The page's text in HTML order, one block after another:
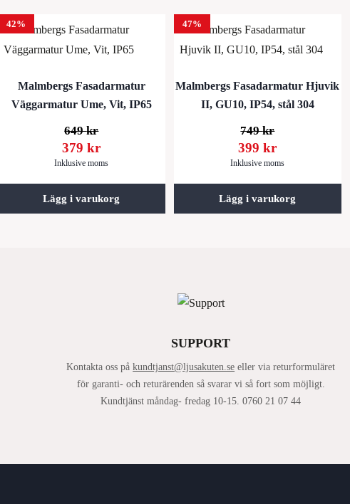
42%
Malmbergs Fasadarmatur
Väggarmatur Ume, Vit, IP65
649kr
379kr
Inklusive moms
Lägg i varukorg
47%
Malmbergs Fasadarmatur Hjuvik
II, GU10, IP54, stål 304
749kr
399kr
Inklusive moms
Lägg i varukorg
SUPPORT
Kontakta oss påkundtjanst@ljusakuten.se eller via returformuläret
för garanti- och returärenden så svarar vi så fort som möjligt.
Kundtjänst måndag- fredag 10-15. 0760 21 07 44